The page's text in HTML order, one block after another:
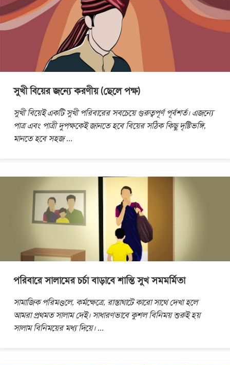
সুখী বিয়ের জন্যে করণীয় (ছেলে পক্ষ)
সুখী বিয়েই একটি সুখী পরিবারের সবচেয়ে গুরুত্বপূর্ণ পূর্বশর্ত। এজন্যে
পাত্র এবং পাত্রী দুপক্ষকেই জানতে হবে বিয়ের সঠিক কিছু দৃষ্টিভঙ্গি,
মানতে হবে সহজ...
পরিবারে সালামের চর্চা বাড়াবে শান্তি সুখ সমমর্মিতা
সামাজিক পরিমণ্ডলে, কর্মক্ষেত্রে, রাস্তাঘাটে কারো সাথে দেখা হলে
আমরা প্রথমত সালাম দেই। সাধারণভাবে কুশল বিনিময় শুরুই হয়
সালাম বিনিময়ের মধ্য দিয়ে। ...